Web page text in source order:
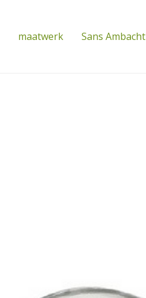
maatwerk Sans Ambacht